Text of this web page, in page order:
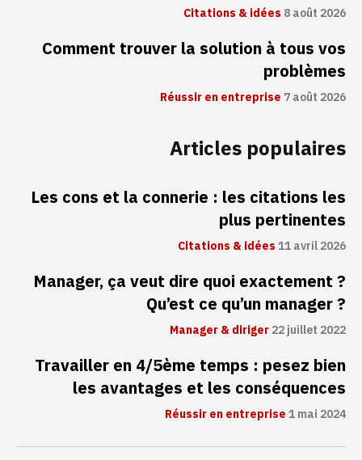
Citations & idées8 août 2026
Comment trouver la solution à tous vos
problèmes
Réussir en entreprise 7 août 2026
Articles populaires
Les cons et la connerie : les citations les
plus pertinentes
Citations & idées11 avril 2026
Manager, ça veut dire quoi exactement ?
Qu’est ce qu’un manager ?
Manager & diriger22 juillet 2022
Travailler en 4/5ème temps : pesez bien
les avantages et les conséquences
Réussir en entreprise1 mai 2024